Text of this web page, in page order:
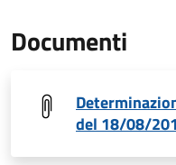
Documenti
del 18/08/